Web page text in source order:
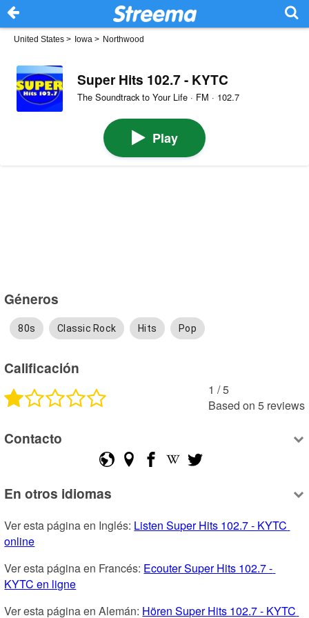
United States > Iowa > Northwood
Super Hits 102.7 - KYTC
The Soundtrack to Your Life · FM · 102.7
Play
Géneros
80s Classic Rock Hits Pop
Calificación
1 /5
Based on 5 reviews
Contacto
En otros idiomas
Ver esta página en Inglés: Listen Super Hits 102.7 - KYTC
online
Ver esta página en Francés: Ecouter Super Hits 102.7 -
KYTC en ligne
Ver esta página en Alemán: Hören Super Hits 102.7 - KYTC